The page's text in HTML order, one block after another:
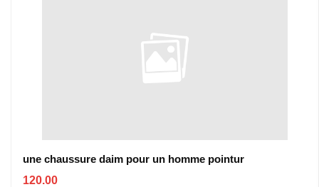
une chaussure daim pour un homme pointur
120.00